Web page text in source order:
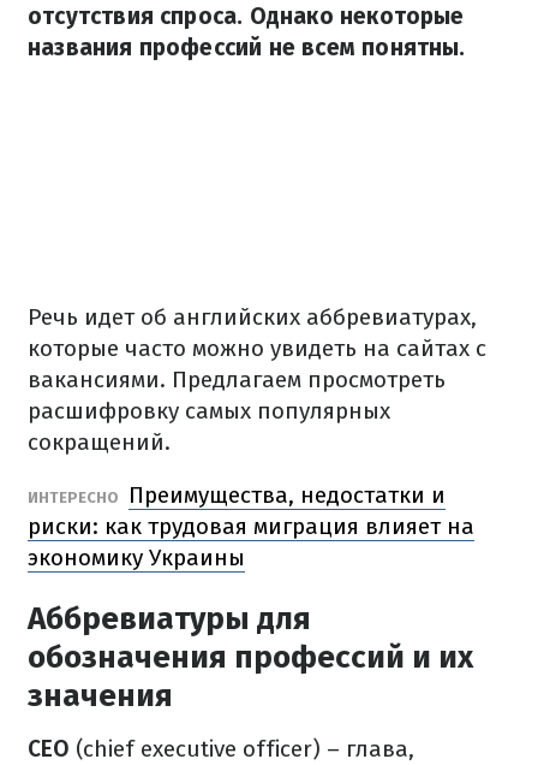
отсутствия спроса. Однако некоторые
названия профессий не всем понятны.
Речь идет об английских аббревиатурах,
которые часто можно увидеть на сайтах с
вакансиями. Предлагаем просмотреть
расшифровку самых популярных
сокращений.
ИНТЕРЕСНО
Преимущества, недостатки и
риски: как трудовая миграция влияет на
экономику Украины
Аббревиатуры для
обозначения профессий и их
значения
CEO (chief executive officer) – глава,